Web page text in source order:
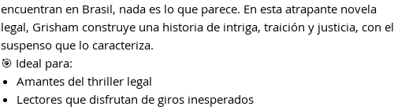
encuentran en Brasil, nada es lo que parece. En esta atrapante novela
legal, Grisham construye una historia de intriga, traición y justicia, con el
suspenso que lo caracteriza.
🎯 Ideal para:
Amantes del thriller legal
Lectores que disfrutan de giros inesperados